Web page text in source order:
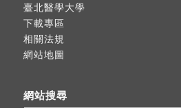
臺北醫學大學
下載專區
相關法規
網站地圖
網站搜尋